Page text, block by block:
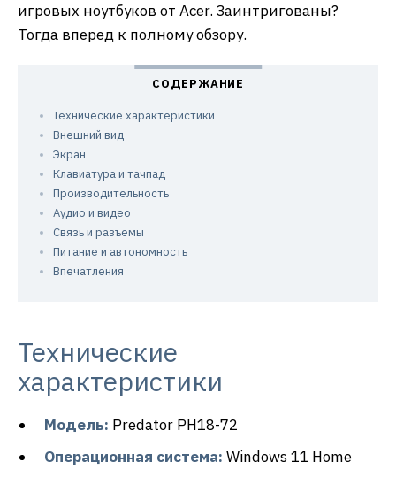
игровых ноутбуков от Acer. Заинтригованы?
Тогда вперед к полному обзору.
Технические характеристики
Внешний вид
Экран
Клавиатура и тачпад
Производительность
Аудио и видео
Связь и разъемы
Питание и автономность
Впечатления
Технические
характеристики
Модель: Predator PH18-72
Операционная система: Windows 11 Home